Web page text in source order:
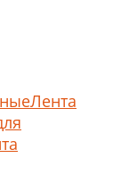
Лента